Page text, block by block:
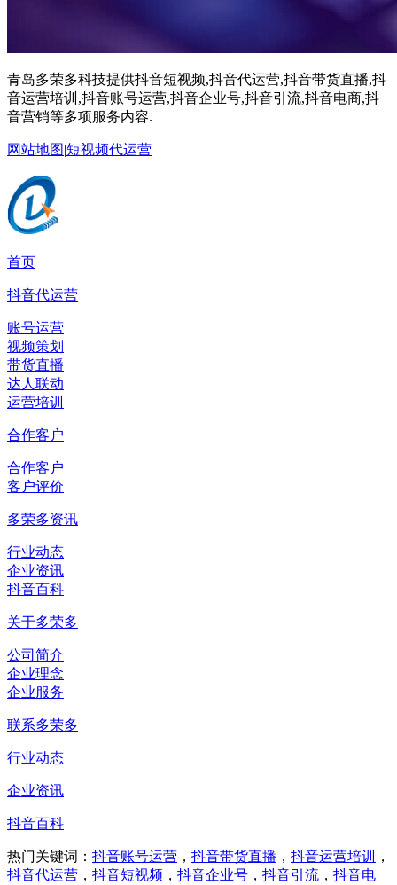
青岛多荣多科技提供抖音短视频,抖音代运营,抖音带货直播,抖
音运营培训,抖音账号运营,抖音企业号,抖音引流,抖音电商,抖
音营销等多项服务内容.
网站地图|短视频代运营
首页
抖音代运营
账号运营
视频策划
带货直播
达人联动
运营培训
合作客户
合作客户
客户评价
多荣多资讯
行业动态
企业资讯
抖音百科
关于多荣多
公司简介
企业理念
企业服务
联系多荣多
行业动态
企业资讯
抖音百科
热门关键词： 抖音账号运营 ， 抖音带货直播 ， 抖音运营培训
，
抖音代运营 ， 抖音短视频 ， 抖音企业号 ， 抖音引流 ， 抖音电